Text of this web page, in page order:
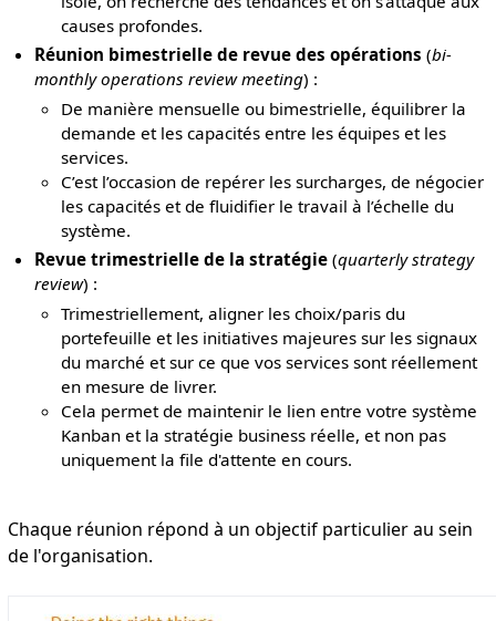
causes profondes.
Réunion bimestrielle de revue des opérations (bi-
monthly operations review meeting) :
De manière mensuelle ou bimestrielle, équilibrer la
demande et les capacités entre les équipes et les
services.
C’est l’occasion de repérer les surcharges, de négocier
les capacités et de fluidifier le travail à l’échelle du
système.
Revue trimestrielle de la stratégie (quarterly strategy
review) :
Trimestriellement, aligner les choix/paris du
portefeuille et les initiatives majeures sur les signaux
du marché et sur ce que vos services sont réellement
en mesure de livrer.
Cela permet de maintenir le lien entre votre système
Kanban et la stratégie business réelle, et non pas
uniquement la file d'attente en cours.
Chaque réunion répond à un objectif particulier au sein
de l'organisation.